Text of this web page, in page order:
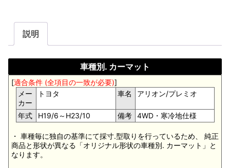
説明
車種別. カーマット
[適合条件 (全項目の一致が必要)]
メー
カー
トヨタ 車名 アリオン/プレミオ
年式 H19/6～H23/10 備考 4WD・寒冷地仕様
・ 車種毎に独自の基準にて採寸.型取りを行っているため、 純正
商品と形状が異なる「オリジナル形状の車種別. カーマット」と
なります。